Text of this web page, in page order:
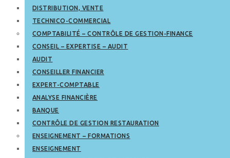
DISTRIBUTION, VENTE
TECHNICO-COMMERCIAL
COMPTABILITÉ – CONTRÔLE DE GESTION-FINANCE
CONSEIL – EXPERTISE – AUDIT
AUDIT
CONSEILLER FINANCIER
EXPERT-COMPTABLE
ANALYSE FINANCIÈRE
BANQUE
CONTRÔLE DE GESTION RESTAURATION
ENSEIGNEMENT – FORMATIONS
ENSEIGNEMENT